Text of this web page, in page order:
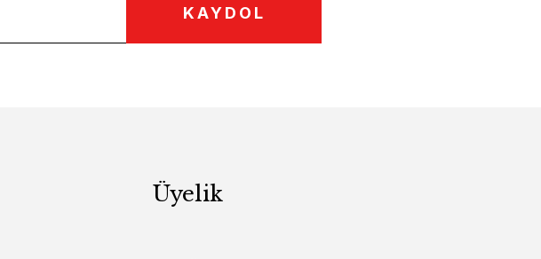
KAYDOL
Üyelik